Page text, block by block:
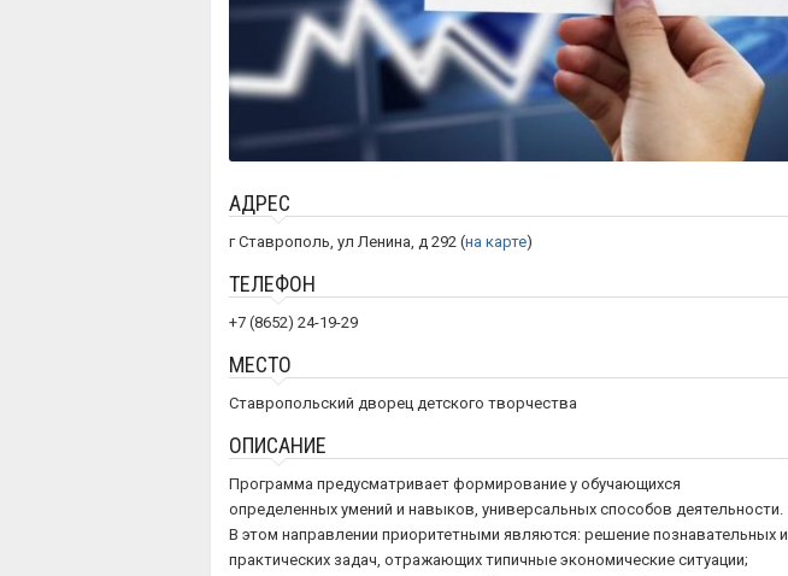
АДРЕС
г Ставрополь, ул Ленина, д 292 (на карте)
ТЕЛЕФОН
+7 (8652) 24-19-29
МЕСТО
Ставропольский дворец детского творчества
ОПИСАНИЕ
Программа предусматривает формирование у обучающихся
определенных умений и навыков, универсальных способов деятельности.
В этом направлении приоритетными являются: решение познавательных и
практических задач, отражающих типичные экономические ситуации;